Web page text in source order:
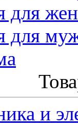
для
для
и